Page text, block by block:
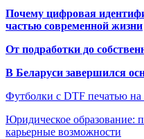
Почему цифровая
частью современной жизни
От подработки до
В Беларуси завершился
Футболки с DTF печатью
Юридическое образование:
карьерные возможности